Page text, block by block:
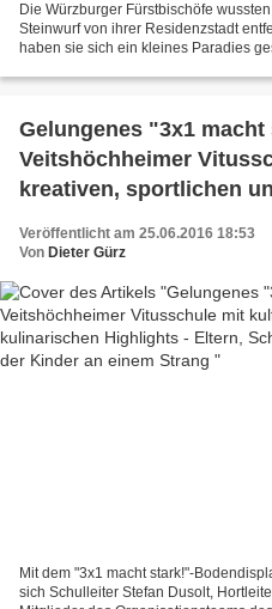
Die Würzburger Fürstbischöfe
Steinwurf von ihrer Residenzstadt
haben sie sich ein kleines Paradies
Gelungenes "3x1
Veitshöchheimer
kreativen, sportlichen
Wohle der Kinder an
Veröffentlicht am 25.06.2016 18:53
Von Dieter Gürz
Mit dem "3x1 macht stark!"-
sich Schulleiter Stefan Dusolt,